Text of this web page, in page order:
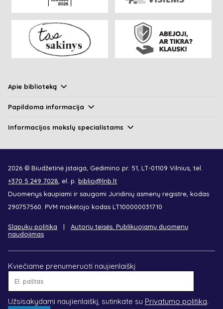
Apie biblioteką
Papildoma informacija
Informacijos mokslų specialistams
2026 © Biudžetinė įstaiga, Gedimino pr. 51, LT-01109 Vilnius, tel.
+370 5 249 7028, el. p. biblio@lnb.lt
Duomenys kaupiami ir saugomi Juridinių asmenų registre, kodas
290757560. PVM mokėtojo kodas LT100000031710
Slapukų politika
Autorių teisės. Publikuojamų duomenų
naudojimas
Kviečiame prenumeruoti naujienlaiškį
Užsisakydami naujienlaiškį, sutinkate su Privatumo politika.